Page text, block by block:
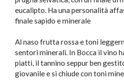
eucalipto. Ha una personalità
finale sapido e minerale
Al naso frutta rossa e toni
sentori minerali. In Bocca il vino
piatti, il tannino seppur ben
giovanile e si chiude con toni